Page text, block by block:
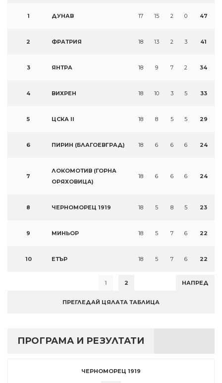
1 ДУНАВ 17 15 2 0 47
2 ФРАТРИЯ 18 13 2 3 41
3 ЯНТРА 18 9 7 2 34
4 ВИХРЕН 18 10 3 5 33
5 ЦСКА II 18 8 5 5 29
6 ПИРИН (БЛАГОЕВГРАД) 18 6 6 6 24
7
ЛОКОМОТИВ (ГОРНА
ОРЯХОВИЦА)
18 6 6 6 24
8 ЧЕРНОМОРЕЦ 1919 18 5 8 5 23
9 МИНЬОР 18 5 7 6 22
10 ЕТЪР 18 5 7 6 22
1 2 НАПРЕД
ПРЕГЛЕДАЙ ЦЯЛАТА ТАБЛИЦА
ПРОГРАМА И РЕЗУЛТАТИ
ЧЕРНОМОРЕЦ 1919